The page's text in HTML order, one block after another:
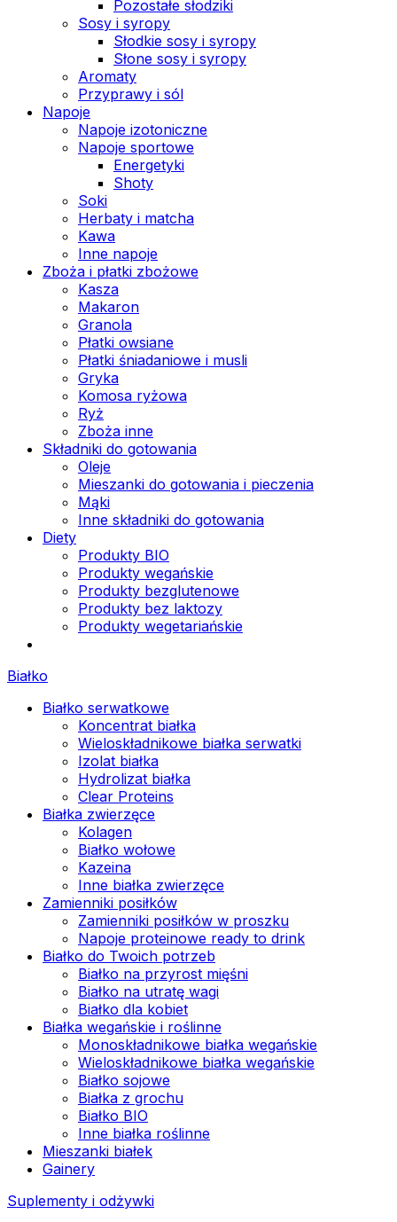
Pozostałe słodziki
Sosy i syropy
Słodkie sosy i syropy
Słone sosy i syropy
Aromaty
Przyprawy i sól
Napoje
Napoje izotoniczne
Napoje sportowe
Energetyki
Shoty
Soki
Herbaty i matcha
Kawa
Inne napoje
Zboża i płatki zbożowe
Kasza
Makaron
Granola
Płatki owsiane
Płatki śniadaniowe i musli
Gryka
Komosa ryżowa
Ryż
Zboża inne
Składniki do gotowania
Oleje
Mieszanki do gotowania i pieczenia
Mąki
Inne składniki do gotowania
Diety
Produkty BIO
Produkty wegańskie
Produkty bezglutenowe
Produkty bez laktozy
Produkty wegetariańskie
Białko
Białko serwatkowe
Koncentrat białka
Wieloskładnikowe białka serwatki
Izolat białka
Hydrolizat białka
Clear Proteins
Białka zwierzęce
Kolagen
Białko wołowe
Kazeina
Inne białka zwierzęce
Zamienniki posiłków
Zamienniki posiłków w proszku
Napoje proteinowe ready to drink
Białko do Twoich potrzeb
Białko na przyrost mięśni
Białko na utratę wagi
Białko dla kobiet
Białka wegańskie i roślinne
Monoskładnikowe białka wegańskie
Wieloskładnikowe białka wegańskie
Białko sojowe
Białka z grochu
Białko BIO
Inne białka roślinne
Mieszanki białek
Gainery
Suplementy i odżywki